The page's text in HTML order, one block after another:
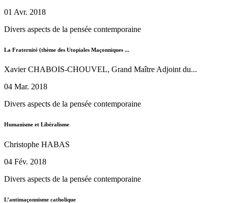
01 Avr. 2018
Divers aspects de la pensée contemporaine
La Fraternité (thème des Utopiales Maçonniques ...
Xavier CHABOIS-CHOUVEL, Grand Maître Adjoint du...
04 Mar. 2018
Divers aspects de la pensée contemporaine
Humanisme et Libéralisme
Christophe HABAS
04 Fév. 2018
Divers aspects de la pensée contemporaine
L’antimaçonnisme catholique